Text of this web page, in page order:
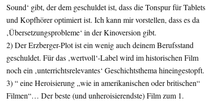
Sound‘ gibt, der dem geschuldet ist, dass die Tonspur für Tablets
und Kopfhörer optimiert ist. Ich kann mir vorstellen, dass es da
‚Übersetzungsprobleme‘ in der Kinoversion gibt.
2) Der Erzberger-Plot ist ein wenig auch deinem Berufsstand
geschuldet. Für das ‚wertvoll‘-Label wird im historischen Film
noch ein ‚unterrichtsrelevantes‘ Geschichtsthema hineingestopft.
3) “ eine Heroisierung „wie in amerikanischen oder britischen“
Filmen“… Der beste (und unheroisierendste) Film zum 1.